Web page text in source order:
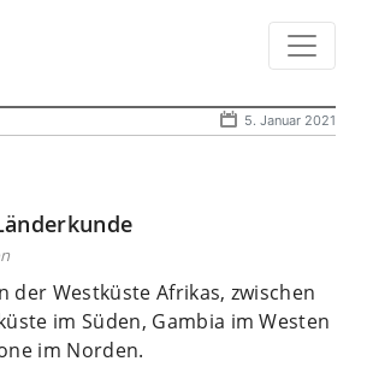
5. Januar 2021
der Westküste Afrikas, zwischen
im Süden, Gambia im Westen
im Norden.